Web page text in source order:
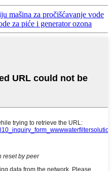
mašina za pročišćavanje vode
za piće i generator ozona